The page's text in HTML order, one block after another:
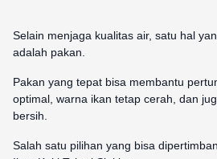
Selain menjaga kualitas air, satu hal
adalah pakan.
Pakan yang tepat bisa membantu
optimal, warna ikan tetap cerah, dan
bersih.
Salah satu pilihan yang bisa